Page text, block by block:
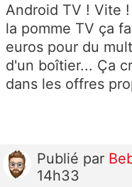
Android TV ! Vite
la pomme TV ça
euros pour du
d'un boîtier... Ça
dans les offres
Publié par
14h33